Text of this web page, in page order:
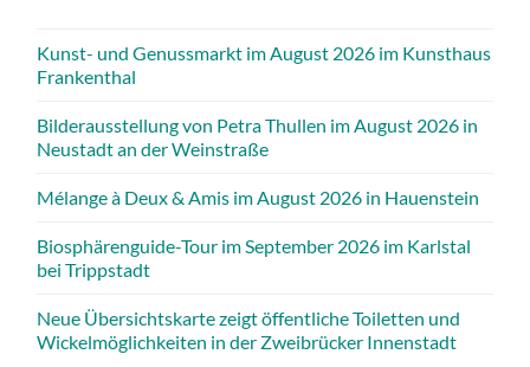
Kunst- und Genussmarkt im August 2026 im Kunsthaus
Frankenthal
Bilderausstellung von Petra Thullen im August 2026 in
Neustadt an der Weinstraße
Mélange à Deux & Amis im August 2026 in Hauenstein
Biosphärenguide-Tour im September 2026 im Karlstal
bei Trippstadt
Neue Übersichtskarte zeigt öffentliche Toiletten und
Wickelmöglichkeiten in der Zweibrücker Innenstadt